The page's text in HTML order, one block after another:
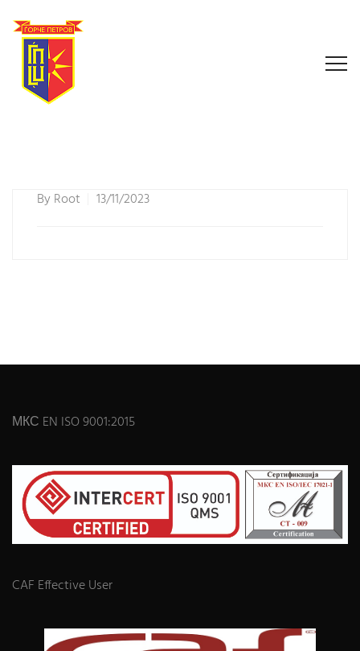
ByRoot 13/11/2023
МКС EN ISO 9001:2015
CAF Effective User